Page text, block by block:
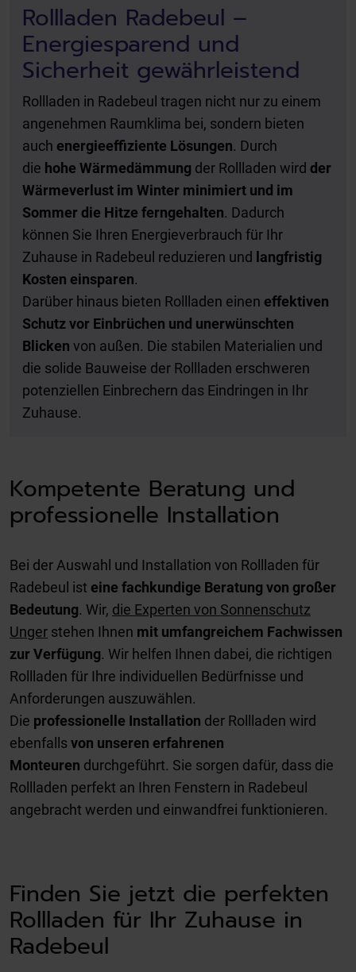
Rollladen Radebeul –
Energiesparend und
Sicherheit gewährleistend
Rollladen in Radebeul tragen nicht nur zu einem
angenehmen Raumklima bei, sondern bieten
auch energieeffiziente Lösungen. Durch
die hohe Wärmedämmung der Rollladen wird der
Wärmeverlust im Winter minimiert und im
Sommer die Hitze ferngehalten. Dadurch
können Sie Ihren Energieverbrauch für Ihr
Zuhause in Radebeul reduzieren und langfristig
Kosten einsparen.
Darüber hinaus bieten Rollladen einen effektiven
Schutz vor Einbrüchen und unerwünschten
Blicken von außen. Die stabilen Materialien und
die solide Bauweise der Rollladen erschweren
potenziellen Einbrechern das Eindringen in Ihr
Zuhause.
Kompetente Beratung und
professionelle Installation
Bei der Auswahl und Installation von Rollladen für
Radebeul ist eine fachkundige Beratung von großer
Bedeutung. Wir, die Experten von Sonnenschutz
Unger stehen Ihnen mit umfangreichem Fachwissen
zur Verfügung. Wir helfen Ihnen dabei, die richtigen
Rollladen für Ihre individuellen Bedürfnisse und
Anforderungen auszuwählen.
Die professionelle Installation der Rollladen wird
ebenfalls von unseren erfahrenen
Monteuren durchgeführt. Sie sorgen dafür, dass die
Rollladen perfekt an Ihren Fenstern in Radebeul
angebracht werden und einwandfrei funktionieren.
Finden Sie jetzt die perfekten
Rollladen für Ihr Zuhause in
Radebeul